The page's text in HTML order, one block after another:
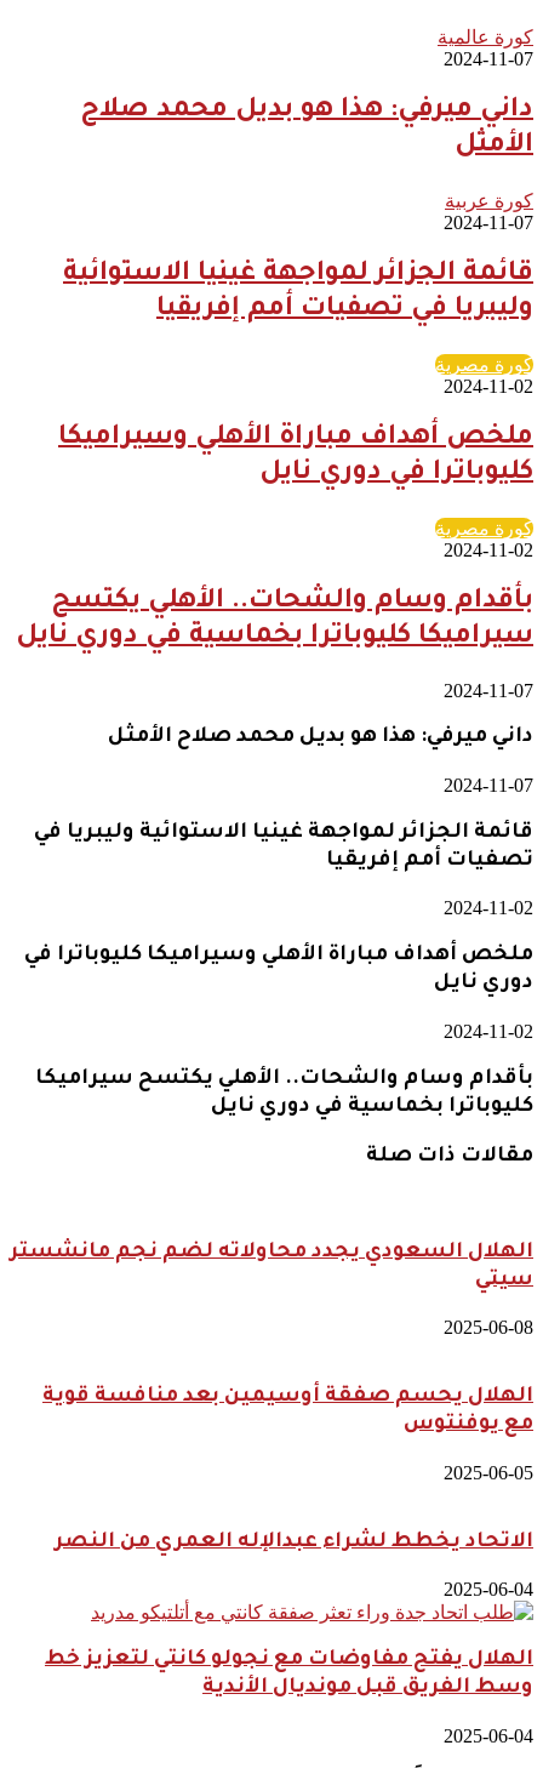
كورة عالمية
2024-11-07
داني ميرفي: هذا هو بديل محمد صلاح
الأمثل
كورة عربية
2024-11-07
قائمة الجزائر لمواجهة غينيا الاستوائية
وليبريا في تصفيات أمم إفريقيا
كورة مصرية
2024-11-02
ملخص أهداف مباراة الأهلي وسيراميكا
كليوباترا في دوري نايل
كورة مصرية
2024-11-02
بأقدام وسام والشحات.. الأهلي يكتسح
سيراميكا كليوباترا بخماسية في دوري نايل
2024-11-07
داني ميرفي: هذا هو بديل محمد صلاح الأمثل
2024-11-07
قائمة الجزائر لمواجهة غينيا الاستوائية وليبريا في
تصفيات أمم إفريقيا
2024-11-02
ملخص أهداف مباراة الأهلي وسيراميكا كليوباترا في
دوري نايل
2024-11-02
بأقدام وسام والشحات.. الأهلي يكتسح سيراميكا
كليوباترا بخماسية في دوري نايل
مقالات ذات صلة
الهلال السعودي يجدد محاولاته لضم نجم مانشستر
سيتي
2025-06-08
الهلال يحسم صفقة أوسيمين بعد منافسة قوية
مع يوفنتوس
2025-06-05
الاتحاد يخطط لشراء عبدالإله العمري من النصر
2025-06-04
الهلال يفتح مفاوضات مع نجولو كانتي لتعزيز خط
وسط الفريق قبل مونديال الأندية
2025-06-04